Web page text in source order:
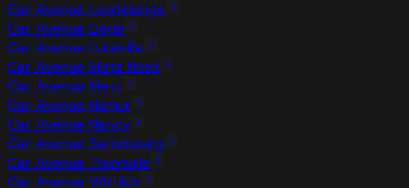
Car Avenue Leudelange
Car Avenue Liege
Car Avenue Lunéville
Car Avenue Metz Nord
Car Avenue Metz
Car Avenue Namur
Car Avenue Nancy
Car Avenue Sarrebourg
Car Avenue Thionville
Car Avenue Wittlich